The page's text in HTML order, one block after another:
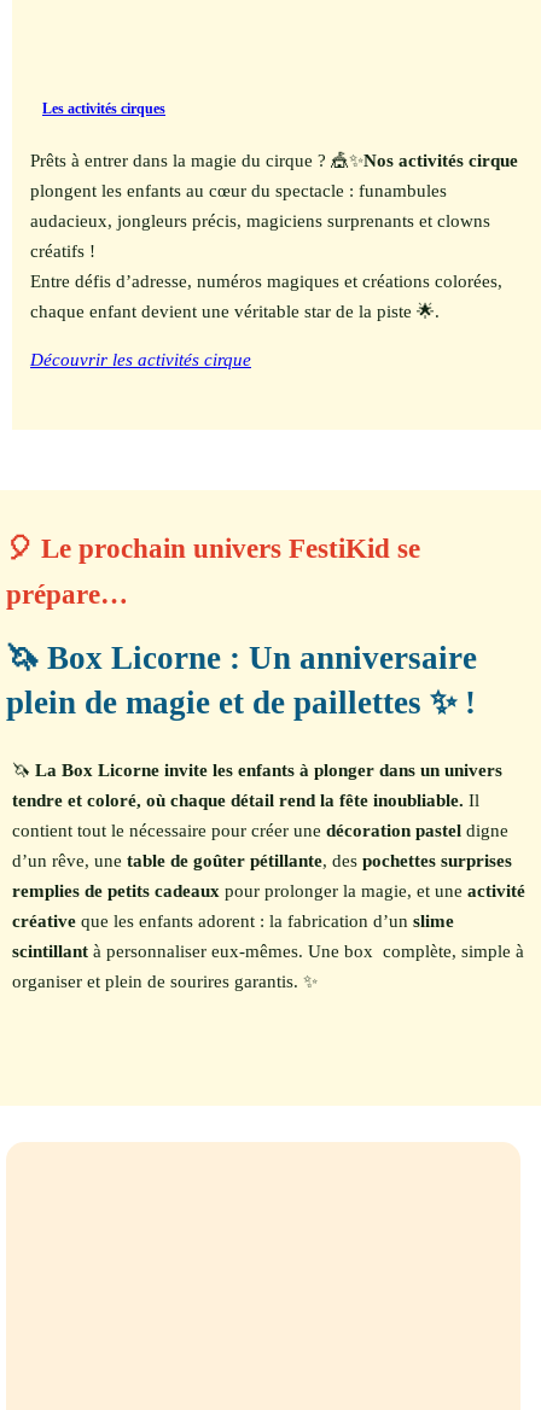
Les activités cirques
Prêts à entrer dans la magie du cirque ? 🎪✨Nos activités cirque
plongent les enfants au cœur du spectacle : funambules
audacieux, jongleurs précis, magiciens surprenants et clowns
créatifs !
Entre défis d’adresse, numéros magiques et créations colorées,
chaque enfant devient une véritable star de la piste 🌟.
Découvrir les activités cirque
🎈 Le prochain univers FestiKid se
prépare…
🦄 Box Licorne : Un anniversaire
plein de magie et de paillettes ✨ !
🦄 La Box Licorne invite les enfants à plonger dans un univers
tendre et coloré, où chaque détail rend la fête inoubliable. Il
contient tout le nécessaire pour créer une décoration pastel digne
d’un rêve, une table de goûter pétillante, des pochettes surprises
remplies de petits cadeaux pour prolonger la magie, et une activité
créative que les enfants adorent : la fabrication d’un slime
scintillant à personnaliser eux-mêmes. Une box complète, simple à
organiser et plein de sourires garantis. ✨